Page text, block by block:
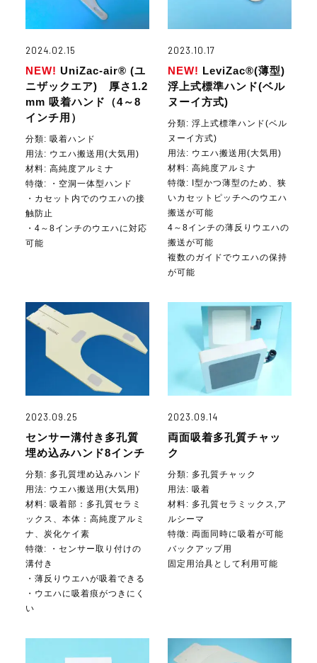
2024.02.15
NEW! UniZac-air® (ユ
ニザックエア) 厚さ1.2
mm 吸着ハンド（4～8
インチ用）
分類: 吸着ハンド
用法: ウエハ搬送用(大気用)
材料: 高純度アルミナ
特徵: ・空洞一体型ハンド
・カセット内でのウエハの接
触防止
・4～8インチのウエハに対応
可能
2023.10.17
NEW!
LeviZac®(薄型)
浮上式標準ハンド(ベル
ヌーイ方式)
分類: 浮上式標準ハンド(ベル
ヌーイ方式)
用法: ウエハ搬送用(大気用)
材料:高純度アルミナ
特徵: I型かつ薄型のため、狭
いカセットピッチへのウエハ
搬送が可能
4～8インチの薄反りウエハの
搬送が可能
複数のガイドでウエハの保持
が可能
2023.09.25
センサー溝付き多孔質
埋め込みハンド8インチ
分類: 多孔質埋め込みハンド
用法: ウエハ搬送用(大気用)
材料: 吸着部：多孔質セラミ
ックス、本体：高純度アルミ
ナ、炭化ケイ素
特徵: ・センサー取り付けの
溝付き
・薄反りウエハが吸着できる
・ウエハに吸着痕がつきにく
い
2023.09.14
両面吸着多孔質チャッ
ク
分類: 多孔質チャック
用法:吸着
材料: 多孔質セラミックス,ア
ルシーマ
特徵: 両面同時に吸着が可能
バックアップ用
固定用治具として利用可能